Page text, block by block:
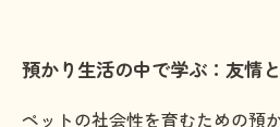
預かり生活の中で学ぶ：友情
ペットの社会性を育むための預